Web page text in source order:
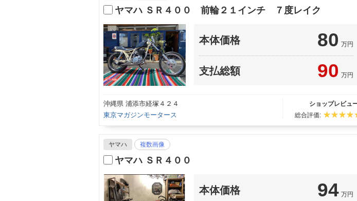
ヤマハ ＳＲ４００ 前輪２１インチ ７度レイク
本体価格 80 万円
支払総額 90 万円
沖縄県 浦添市経塚４２４
東京マガジンモータース
ショップレビュ
総合評価:
ヤマハ 複数画像
ヤマハ ＳＲ４００
本体価格 94 万円